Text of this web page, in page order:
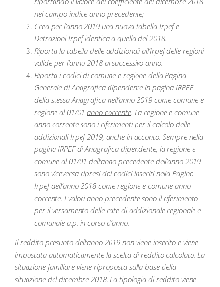
nel campo indice anno precedente;
Crea per l’anno 2019 una nuova tabella Irpef e
Detrazioni Irpef identica a quella del 2018.
Riporta la tabella delle addizionali all’Irpef delle regioni
valide per l’anno 2018 al successivo anno.
Riporta i codici di comune e regione della Pagina
Generale di Anagrafica dipendente in pagina IRPEF
della stessa Anagrafica nell’anno 2019 come comune e
regione al 01/01 anno corrente. La regione e comune
anno corrente sono i riferimenti per il calcolo delle
addizionali Irpef 2019, anche in acconto. Sempre nella
pagina IRPEF di Anagrafica dipendente, la regione e
comune al 01/01 dell’anno precedente dell’anno 2019
sono viceversa ripresi dai codici inseriti nella Pagina
Irpef dell’anno 2018 come regione e comune anno
corrente. I valori anno precedente sono il riferimento
per il versamento delle rate di addizionale regionale e
comunale a.p. in corso d’anno.
Il reddito presunto dell’anno 2019 non viene inserito e viene
impostata automaticamente la scelta di reddito calcolato. La
situazione familiare viene riproposta sulla base della
situazione del dicembre 2018. La tipologia di reddito viene